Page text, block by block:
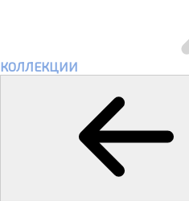
КОЛЛЕКЦИИ